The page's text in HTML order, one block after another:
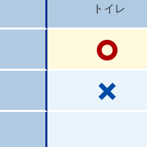
トイレ